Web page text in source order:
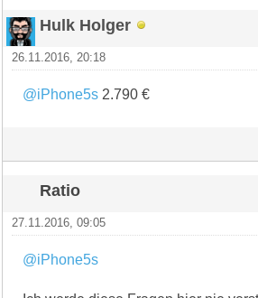
Hulk Holger
26.11.2016, 20:18
@iPhone5s 2.790 €
Ratio
27.11.2016, 09:05
@iPhone5s